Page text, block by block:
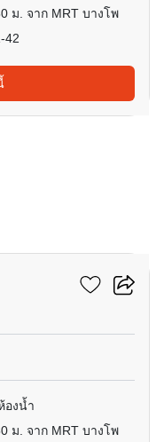
ม. จาก MRT บางโพ
42
องน้ำ
ม. จาก MRT บางโพ